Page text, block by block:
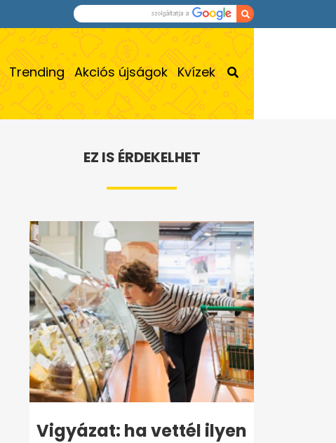
Trending Akciós újságok Kvízek
EZ IS ÉRDEKELHET
Vigyázat: ha vettél ilyen